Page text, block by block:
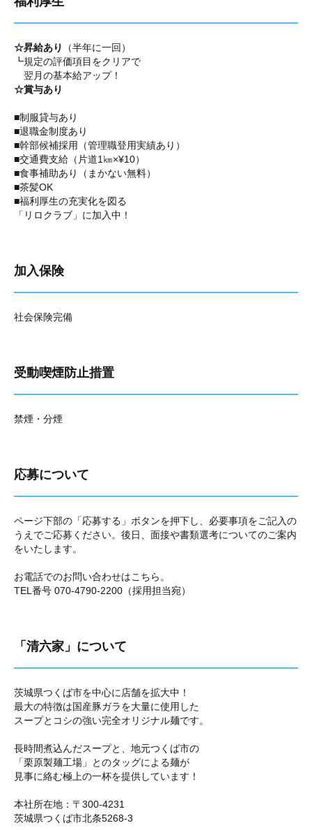
☆昇給あり
（半年に一回）
┗規定の評価項目をクリアで
翌月の基本給アップ！
☆賞与あり
■制服貸与あり
■退職金制度あり
■幹部候補採用（管理職登用実績あり）
■交通費支給（片道1㎞×¥10）
■食事補助あり（まかない無料）
■茶髪OK
■福利厚生の充実化を図る
「リロクラブ」に加入中！
加入保険
社会保険完備
受動喫煙防止措置
禁煙・分煙
応募について
ページ下部の「応募する」ボタンを押下し、必要事項をご記入の
うえでご応募ください。後日、面接や書類選考についてのご案内
をいたします。
お電話でのお問い合わせはこちら。
TEL番号 070-4790-2200（採用担当宛）
「清六家」について
茨城県つくば市を中心に店舗を拡大中！
最大の特徴は国産豚ガラを大量に使用した
スープとコシの強い完全オリジナル麺です。
長時間煮込んだスープと、地元つくば市の
「栗原製麺工場」とのタッグによる麺が
見事に絡む極上の一杯を提供しています！
本社所在地：〒300-4231
茨城県つくば市北条5268-3